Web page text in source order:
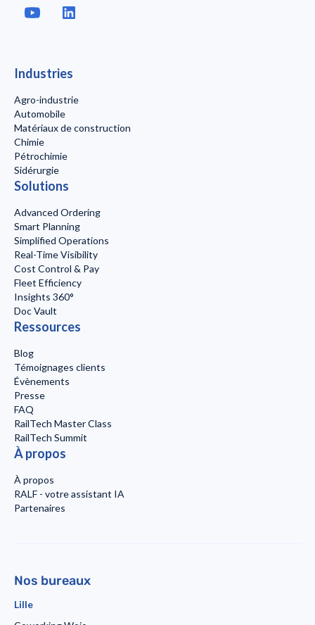
Industries
Agro-industrie
Automobile
Matériaux de construction
Chimie
Pétrochimie
Sidérurgie
Solutions
Advanced Ordering
Smart Planning
Simplified Operations
Real-Time Visibility
Cost Control & Pay
Fleet Efficiency
Insights 360°
Doc Vault
Ressources
Blog
Témoignages clients
Évènements
Presse
FAQ
RailTech Master Class
RailTech Summit
À propos
À propos
RALF - votre assistant IA
Partenaires
Nos bureaux
Lille